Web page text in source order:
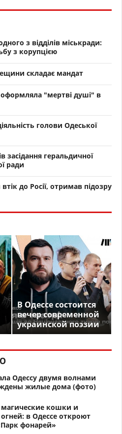
з відділів міськради:
з корупцією
складає мандат
"мертві душі" в
голови Одеської
засідання геральдичної
ради
до Росії, отримав підозру
В Одессе состоится
вечер современной
украинской поэзии
Одессу двумя волнами
жилые дома (фото)
кошки и
в Одессе откроют
фонарей»